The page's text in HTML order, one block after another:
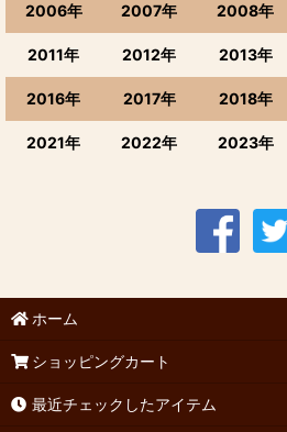
2006年 2007年 2008年
2011年 2012年 2013年
2016年 2017年 2018年
2021年 2022年 2023年
ホーム
ショッピングカート
最近チェックしたアイテム